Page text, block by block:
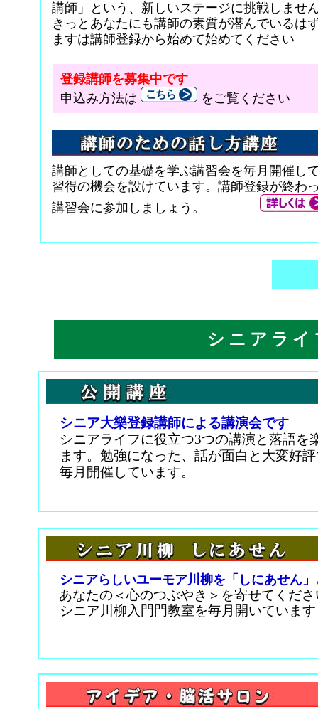
講師」という、新しいステージに挑戦しま
きっとあなたにも講師の素質が潜んでいるは
ますは講師登録から始めて始めてください
登録講師を募集中です
申込み方法は
をご覧ください
講師としての基礎を学ぶ講習会を毎月開催し
習得の機会を設けています。講師登録が終わ
講習会に参加しましょう。
シニアラ
シニア大樂登録講師による講演会です
シニアライフに役立つ3つの講演と落語を
ます。勉強になった、話が面白と大変好
毎月開催しています。
シニアらしいユーモア川柳を「しにあせん
あなたの＜心のつぶやき＞を寄せてくださ
シニア川柳入門門教室を毎月開いています